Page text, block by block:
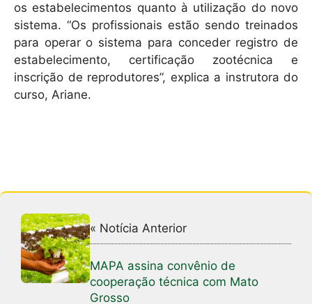
os estabelecimentos quanto à utilização do novo
sistema. “Os profissionais estão sendo treinados
para operar o sistema para conceder registro de
estabelecimento, certificação zootécnica e
inscrição de reprodutores”, explica a instrutora do
curso, Ariane.
« Notícia Anterior
MAPA assina convênio de
cooperação técnica com Mato
Grosso